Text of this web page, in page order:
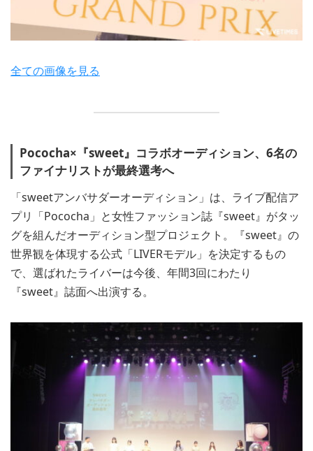
全ての画像を見る
Pococha×『sweet』コラボオーディション、6名の
ファイナリストが最終選考へ
「sweetアンバサダーオーディション」は、ライブ配信ア
プリ「Pococha」と女性ファッション誌『sweet』がタッ
グを組んだオーディション型プロジェクト。『sweet』の
世界観を体現する公式「LIVERモデル」を決定するもの
で、選ばれたライバーは今後、年間3回にわたり
『sweet』誌面へ出演する。